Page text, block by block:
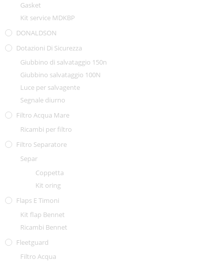
Gasket
Kit service MDKBP
DONALDSON
Dotazioni Di Sicurezza
Giubbino di salvataggio 150n
Giubbino salvataggio 100N
Luce per salvagente
Segnale diurno
Filtro Acqua Mare
Ricambi per filtro
Filtro Separatore
Separ
Coppetta
Kit oring
Flaps E Timoni
Kit flap Bennet
Ricambi Bennet
Fleetguard
Filtro Acqua